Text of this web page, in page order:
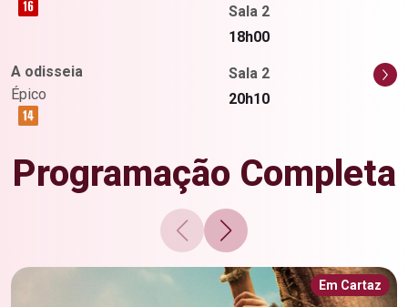
Sala 2
18h00
A odisseia
Épico
Sala 2
20h10
Programação Completa
Em Cartaz